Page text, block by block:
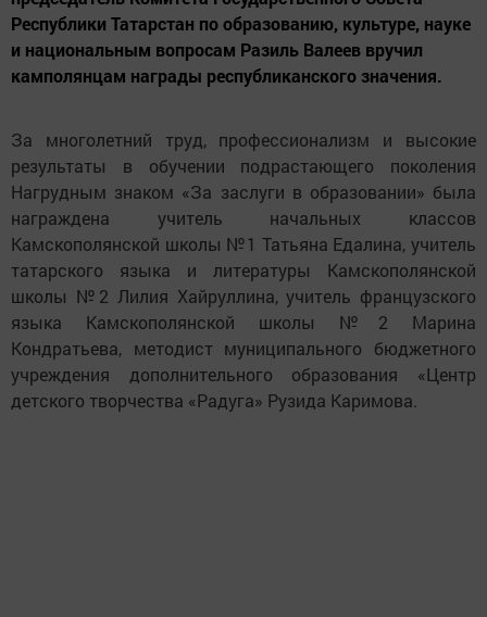
Республики Татарстан по образованию, культуре, науке
и национальным вопросам Разиль Валеев вручил
камполянцам награды республиканского значения.
За многолетний труд, профессионализм и высокие
результаты в обучении подрастающего поколения
Нагрудным знаком «За заслуги в образовании» была
награждена учитель начальных классов
Камскополянской школы №1 Татьяна Едалина, учитель
татарского языка и литературы Камскополянской
школы №2 Лилия Хайруллина, учитель французского
языка Камскополянской школы №2 Марина
Кондратьева, методист муниципального бюджетного
учреждения дополнительного образования «Центр
детского творчества «Радуга» Рузида Каримова.